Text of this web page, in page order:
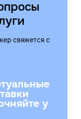
свяжется с
у